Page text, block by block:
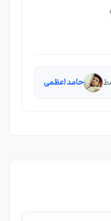
حامد اعظمی